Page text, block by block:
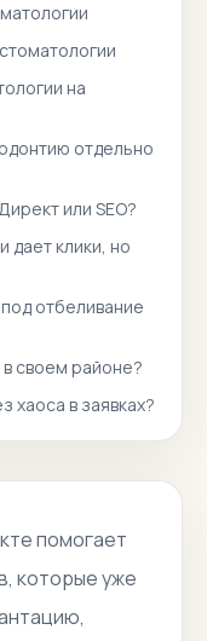
на
отдельно
или SEO?
дает клики, но
отбеливание
своем районе?
хаоса в заявках?
помогает
которые уже